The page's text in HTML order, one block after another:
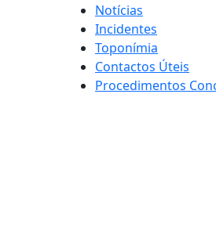
Notícias
Incidentes
Toponímia
Contactos Úteis
Procedimentos